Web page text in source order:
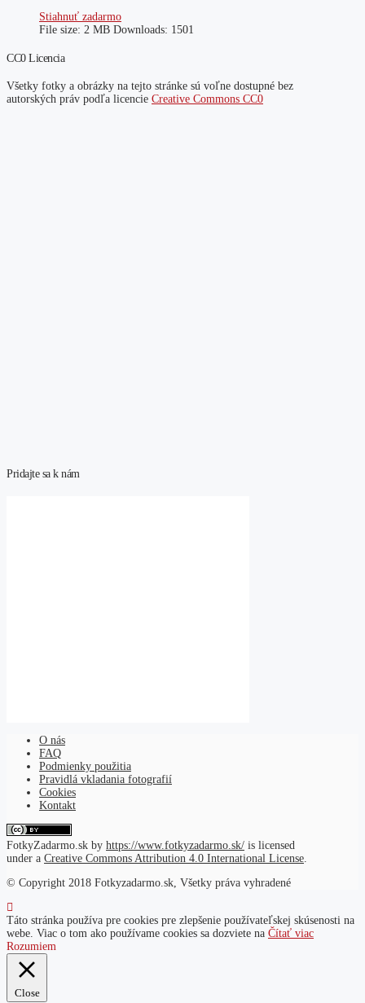
Stiahnuť zadarmo
File size: 2 MB Downloads: 1501
CC0 Licencia
Všetky fotky a obrázky na tejto stránke sú voľne dostupné bez
autorských práv podľa licencie Creative Commons CC0
Pridajte sa k nám
O nás
FAQ
Podmienky použitia
Pravidlá vkladania fotografií
Cookies
Kontakt
FotkyZadarmo.sk by https://www.fotkyzadarmo.sk/ is licensed
under a Creative Commons Attribution 4.0 International License
© Copyright 2018 Fotkyzadarmo.sk, Všetky práva vyhradené
Táto stránka používa pre cookies pre zlepšenie používateľskej skúsenosti na
webe. Viac o tom ako používame cookies sa dozviete na Čítať viac
Rozumiem
Close